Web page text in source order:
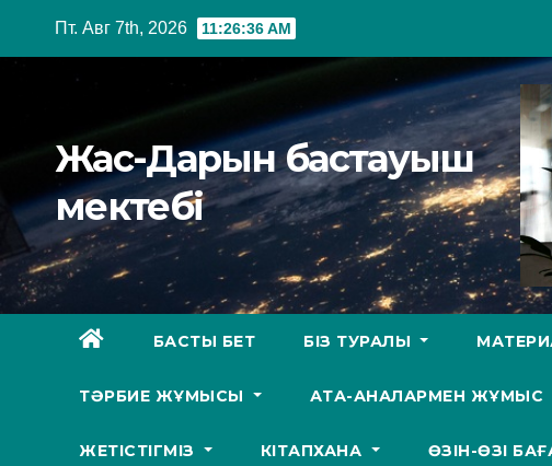
содержимому
Пт. Авг 7th, 2026 11:26:37 AM
Жас-Дарын бастауыш
мектебі
БАСТЫ БЕТ БІЗ ТУРАЛЫ
ТӘРБИЕ ЖҰМЫСЫ АТА-АНАЛАРМЕН ЖҰМЫС
ЖЕТІСТІГМІЗ КІТАПХАНА ӨЗІН-ӨЗІ